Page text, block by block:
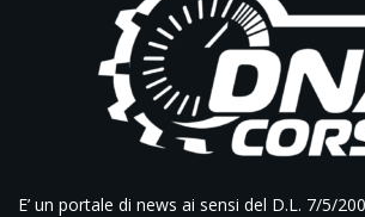
E’ un portale di news ai sensi del D.L. 7/5/